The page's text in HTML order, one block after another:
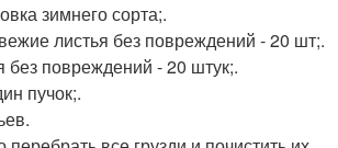
зимнего сорта;.
листья без повреждений - 20 шт;.
повреждений - 20 штук;.
пучок;.